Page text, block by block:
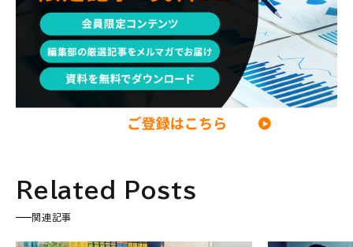
DX・テクノロジー リスキリング・資格 M&A・ファイナンス
Related Posts
関連記事